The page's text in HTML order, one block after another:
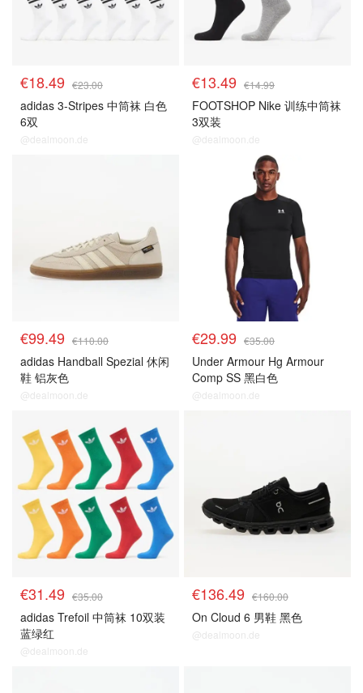
€18.49 €23.00
adidas 3-Stripes 中筒袜 白色
6双
@dealmoon.de
€13.49 €14.99
FOOTSHOP Nike 训练中筒袜
3双装
@dealmoon.de
€99.49 €110.00
adidas Handball Spezial 休闲
鞋 铝灰色
@dealmoon.de
€29.99 €35.00
Under Armour Hg Armour
Comp SS 黑白色
@dealmoon.de
€31.49 €35.00
adidas Trefoil 中筒袜 10双装
蓝绿红
@dealmoon.de
€136.49 €160.00
On Cloud 6 男鞋 黑色
@dealmoon.de